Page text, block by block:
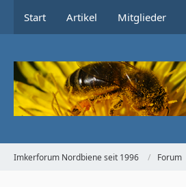
Start Artikel Mitglieder
Imkerforum Nordbiene seit 1996 Forum